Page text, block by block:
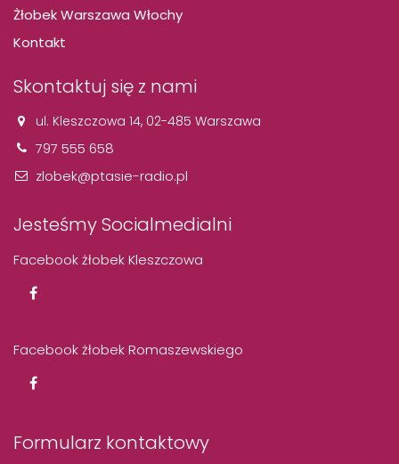
Żłobek Warszawa Włochy
Kontakt
Skontaktuj się z nami
ul. Kleszczowa 14, 02-485 Warszawa
797 555 658
zlobek@ptasie-radio.pl
Jesteśmy Socialmedialni
Facebook żłobek Kleszczowa
Facebook żłobek Romaszewskiego
Formularz kontaktowy